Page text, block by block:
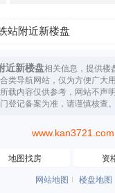
站附近新楼盘
近新楼盘相关信息，提供楼
类导航网站，仅为方便广大
载内容仅供参考，网站不声
登记备案为准，请谨慎核查。
www.kan3721.com
地图找房 资
网站地图
楼盘地图